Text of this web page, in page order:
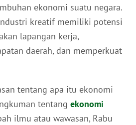
ekonomi suatu negara.
kreatif memiliki potensi
lapangan kerja,
daerah, dan memperkuat
tentang apa itu ekonomi
tentang ekonomi
ilmu atau wawasan, Rabu